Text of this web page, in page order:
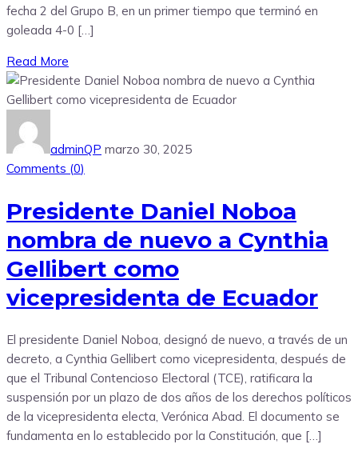
fecha 2 del Grupo B, en un primer tiempo que terminó en
goleada 4-0 […]
Read More
adminQP marzo 30, 2025
Comments (0)
Presidente Daniel Noboa
nombra de nuevo a Cynthia
Gellibert como
vicepresidenta de Ecuador
El presidente Daniel Noboa, designó de nuevo, a través de un
decreto, a Cynthia Gellibert como vicepresidenta, después de
que el Tribunal Contencioso Electoral (TCE), ratificara la
suspensión por un plazo de dos años de los derechos políticos
de la vicepresidenta electa, Verónica Abad. El documento se
fundamenta en lo establecido por la Constitución, que […]